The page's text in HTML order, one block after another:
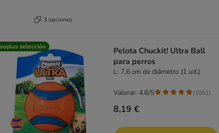
3 opciones
selección
Pelota Chuckit! Ultra Ball
para perros
L: 7,6 cm de diámetro (1 ud.)
8,19 €
Valorar: 4.6/5 (1051)